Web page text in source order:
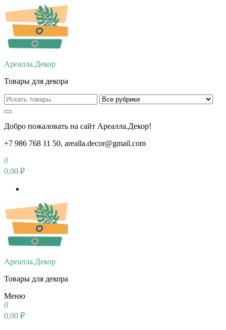
Перейти
к
содержимому
Ареалла.Декор
Товары для декора
Добро пожаловать на сайт Ареалла.Декор!
+7 986 768 11 50, arealla.decor@gmail.com
0
0,00 ₽
Ареалла.Декор
Товары для декора
Меню
0
0,00 ₽